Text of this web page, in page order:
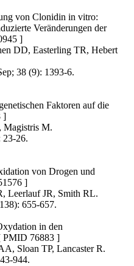
von Clonidin in vitro:
Veränderungen der
]
DD, Easterling TR, Hebert
38 (9): 1393-6.
Faktoren auf die
]
Magistris M.
23-26.
von Drogen und
]
Leerlauf JR, Smith RL.
655-657.
in den
PMID 76883 ]
Sloan TP, Lancaster R.
944.